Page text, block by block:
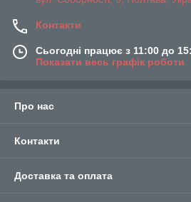
Контакти
Сьогодні працює з 11:00 до
Показати весь графік роботи
Про нас
Контакти
Доставка та оплата